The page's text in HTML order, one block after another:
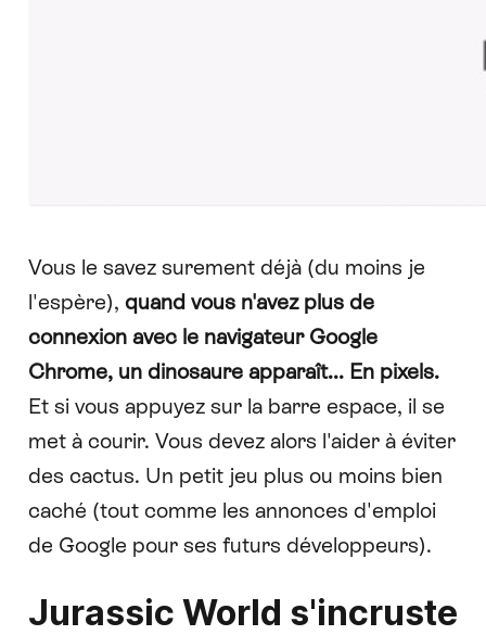
Vous le savez surement déjà (du moins je
l'espère), quand vous n'avez plus de
connexion avec le navigateur Google
Chrome, un dinosaure apparaît... En pixels.
Et si vous appuyez sur la barre espace, il se
met à courir. Vous devez alors l'aider à éviter
des cactus. Un petit jeu plus ou moins bien
caché (tout comme les annonces d'emploi
de Google pour ses futurs développeurs).
Jurassic World s'incruste